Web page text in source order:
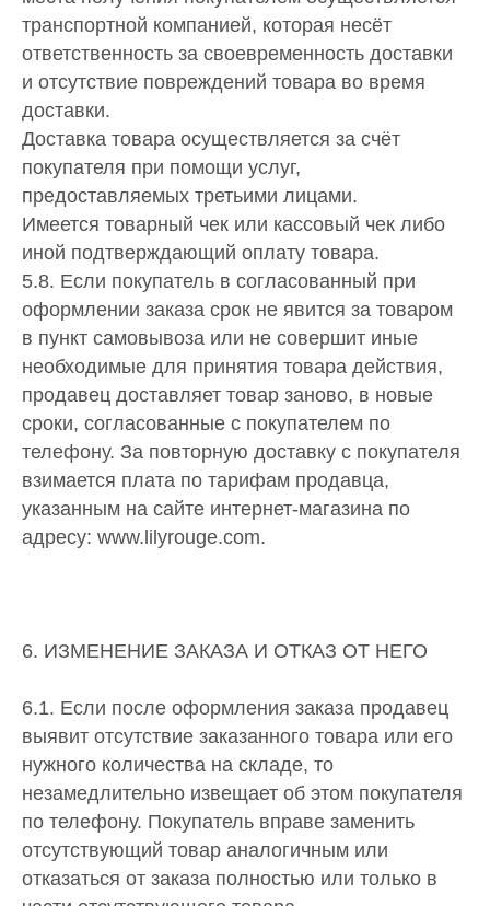
транспортной компанией, которая несёт
ответственность за своевременность доставки
и отсутствие повреждений товара во время
доставки.
Доставка товара осуществляется за счёт
покупателя при помощи услуг,
предоставляемых третьими лицами.
Имеется товарный чек или кассовый чек либо
иной подтверждающий оплату товара.
5.8. Если покупатель в согласованный при
оформлении заказа срок не явится за товаром
в пункт самовывоза или не совершит иные
необходимые для принятия товара действия,
продавец доставляет товар заново, в новые
сроки, согласованные с покупателем по
телефону. За повторную доставку с покупателя
взимается плата по тарифам продавца,
указанным на сайте интернет-магазина по
адресу: www.lilyrouge.com.
6. ИЗМЕНЕНИЕ ЗАКАЗА И ОТКАЗ ОТ НЕГО
6.1. Если после оформления заказа продавец
выявит отсутствие заказанного товара или его
нужного количества на складе, то
незамедлительно извещает об этом покупателя
по телефону. Покупатель вправе заменить
отсутствующий товар аналогичным или
отказаться от заказа полностью или только в